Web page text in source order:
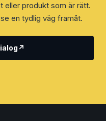
eller produkt som är rätt.
en tydlig väg framåt.
↗